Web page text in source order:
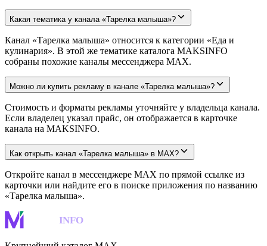
Какая тематика у канала «Тарелка малыша»?
Канал «Тарелка малыша» относится к категории «Еда и
кулинария». В этой же тематике каталога MAKSINFO
собраны похожие каналы мессенджера MAX.
Можно ли купить рекламу в канале «Тарелка малыша»?
Стоимость и форматы рекламы уточняйте у владельца канала.
Если владелец указал прайс, он отображается в карточке
канала на MAKSINFO.
Как открыть канал «Тарелка малыша» в MAX?
Откройте канал в мессенджере MAX по прямой ссылке из
карточки или найдите его в поиске приложения по названию
«Тарелка малыша».
INFO